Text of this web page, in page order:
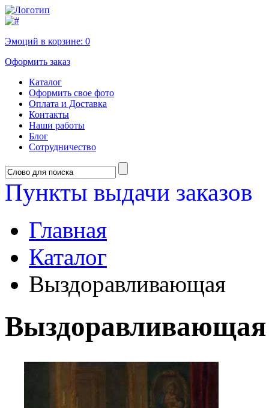
Эмоций в корзине: 0
Оформить заказ
Каталог
Оформить свое фото
Оплата и Доставка
Контакты
Наши работы
Блог
Сотрудничество
Пункты выдачи заказов
Главная
Каталог
Выздоравливающая
Выздоравливающая